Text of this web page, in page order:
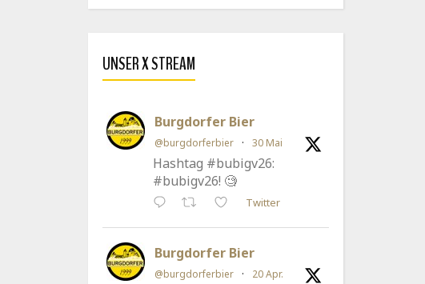
UNSER X STREAM
Burgdorfer Bier
@burgdorferbier · 30 Mai
Hashtag #bubigv26:
#bubigv26! 🧐
Twitter
Burgdorfer Bier
@burgdorferbier · 20 Apr.